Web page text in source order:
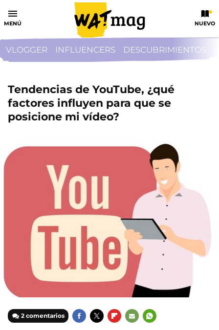
MENÚ NUEVO
VLOGGER INFLUENCERS DESCUBRIMIENTOS
Tendencias de YouTube, ¿qué
factores influyen para que se
posicione mi vídeo?
2 comentarios